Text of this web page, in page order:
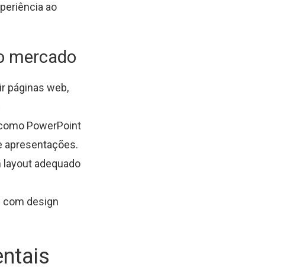
ao
mercado
páginas web,
PowerPoint
apresentações.
adequado
com design